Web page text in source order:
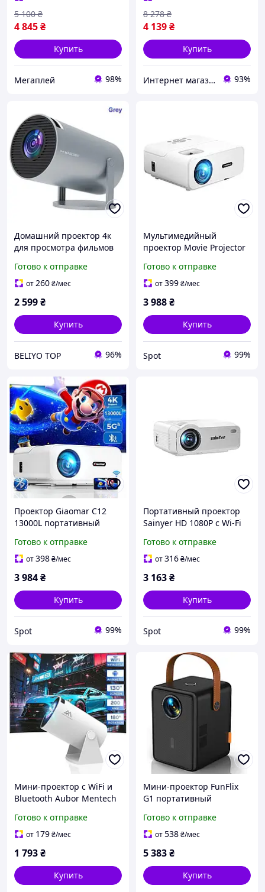
4 845₴
5 100 ₴
Купить
Мегаплей 98%
театр
4 139₴
8 278 ₴
Купить
Интернет магазин "Electro Seller" 🛒 Только качественные товары по лучшим ценам ✅ 93%
Домашний проектор 4к
для просмотра фильмов
проектор Android с Wifi
MAGCUBIC HY300 Pro HD
Готово к отправке
от260₴/мес
2 599₴
Купить
BELIYO TOP 96%
Мультимедийный
проектор Movie Projector
домашнего кинотеатра с
WiFi и Bluetooth 5G
Готово к отправке
от399₴/мес
3 988₴
Купить
Spot 99%
Проектор Giaomar C12
13000L портативный
WiFi для iOS Android PS5
белый
Готово к отправке
от398₴/мес
3 984₴
Купить
Spot 99%
Портативный проектор
Sainyer HD 1080P с Wi-Fi
кинотеатра белый 200
дюймов
Готово к отправке
от316₴/мес
3 163₴
Купить
Spot 99%
Мини-проектор с WiFi и
Bluetooth Aubor Mentech
уличного кинотеатра
1080P Android TV 11.0
Готово к отправке
от 179₴/мес
1 793₴
Купить
Мини-проектор FunFlix
G1 портативный
Bluetooth для домашнего
кинотеатра и игр
Готово к отправке
от538₴/мес
5 383₴
Купить